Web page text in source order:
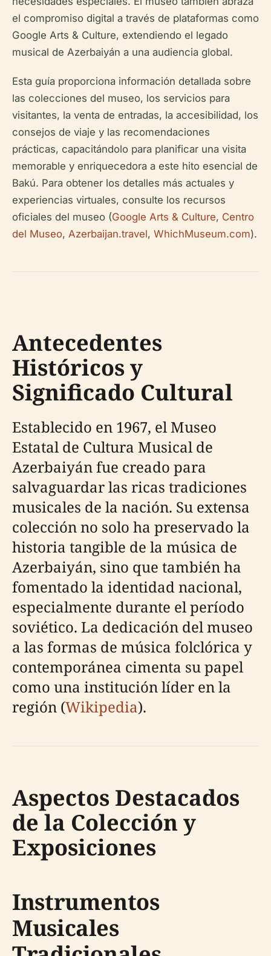
el compromiso digital a través de plataformas como
Google Arts & Culture, extendiendo el legado
musical de Azerbaiyán a una audiencia global.
Esta guía proporciona información detallada sobre
las colecciones del museo, los servicios para
visitantes, la venta de entradas, la accesibilidad, los
consejos de viaje y las recomendaciones
prácticas, capacitándolo para planificar una visita
memorable y enriquecedora a este hito esencial de
Bakú. Para obtener los detalles más actuales y
experiencias virtuales, consulte los recursos
oficiales del museo (Google Arts & Culture, Centro
del Museo, Azerbaijan.travel, WhichMuseum.com).
Antecedentes
Históricos y
Significado Cultural
Establecido en 1967, el Museo
Estatal de Cultura Musical de
Azerbaiyán fue creado para
salvaguardar las ricas tradiciones
musicales de la nación. Su extensa
colección no solo ha preservado la
historia tangible de la música de
Azerbaiyán, sino que también ha
fomentado la identidad nacional,
especialmente durante el período
soviético. La dedicación del museo
a las formas de música folclórica y
contemporánea cimenta su papel
como una institución líder en la
región (Wikipedia).
Aspectos Destacados
de la Colección y
Exposiciones
Instrumentos
Musicales